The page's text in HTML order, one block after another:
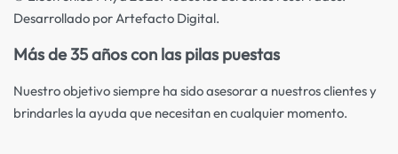
Desarrollado por Artefacto Digital.
Más de 35 años con las pilas puestas
Nuestro objetivo siempre ha sido asesorar a nuestros clientes y
brindarles la ayuda que necesitan en cualquier momento.